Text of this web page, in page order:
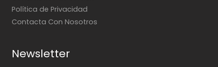
Política de Privacidad
Contacta Con Nosotros
Newsletter